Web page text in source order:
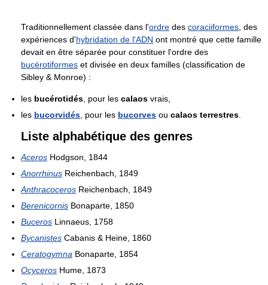
Traditionnellement classée dans l'ordre des coraciiformes , des
expériences d'hybridation de l'ADN ont montré que cette famille
devait en être séparée pour constituer l'ordre des
bucérotiformes et divisée en deux familles (classification de
Sibley & Monroe) :
les bucérotidés , pour les calaos vrais,
les bucorvidés , pour les bucorves ou calaos terrestres
Liste alphabétique des genres
Aceros Hodgson, 1844
Anorrhinus Reichenbach, 1849
Anthracoceros Reichenbach, 1849
Berenicornis Bonaparte, 1850
Buceros Linnaeus, 1758
Bycanistes Cabanis & Heine, 1860
Ceratogymna Bonaparte, 1854
Ocyceros Hume, 1873